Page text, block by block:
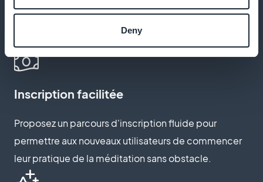
Deny
l'expérience de vos utilisateurs.
Inscription facilitée
Proposez un parcours d'inscription fluide pour
permettre aux nouveaux utilisateurs de commencer
leur pratique de la méditation sans obstacle.